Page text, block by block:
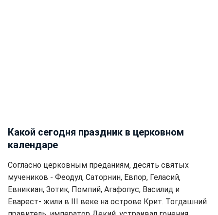
Какой сегодня праздник в церковном
календаре
Согласно церковным преданиям, десять святых
мучеников - Феодул, Саторнин, Евпор, Геласий,
Евникиан, Зотик, Помпий, Агафопус, Василид и
Еварест- жили в III веке на острове Крит. Тогдашний